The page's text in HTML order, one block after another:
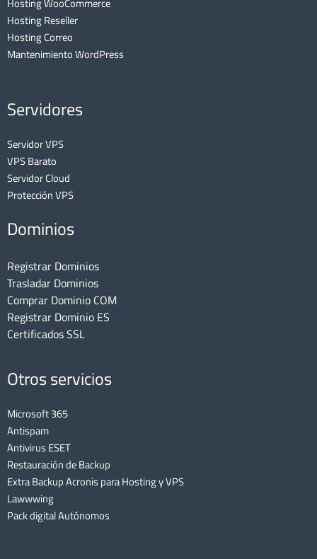
Hosting Reseller
Hosting Correo
Mantenimiento WordPress
Servidores
Servidor VPS
VPS Barato
Servidor Cloud
Protección VPS
Dominios
Registrar Dominios
Trasladar Dominios
Comprar Dominio COM
Registrar Dominio ES
Certificados SSL
Otros servicios
Microsoft 365
Antispam
Antivirus ESET
Restauración de Backup
Extra Backup Acronis para Hosting y VPS
Lawwwing
Pack digital Autónomos